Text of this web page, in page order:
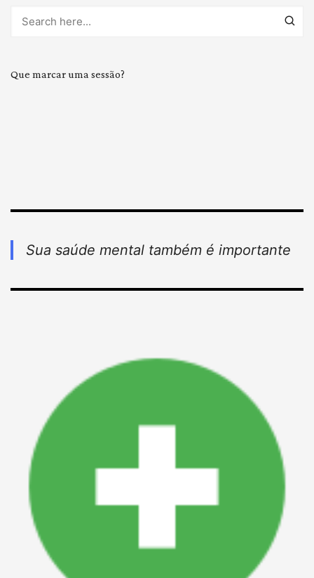
Que marcar uma sessão?
Sua saúde mental também é importante